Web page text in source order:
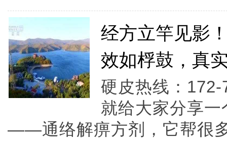
经方立竿见影
效如桴鼓，真
硬皮热线：
就给大家分享
——通络解痹方剂，它帮很